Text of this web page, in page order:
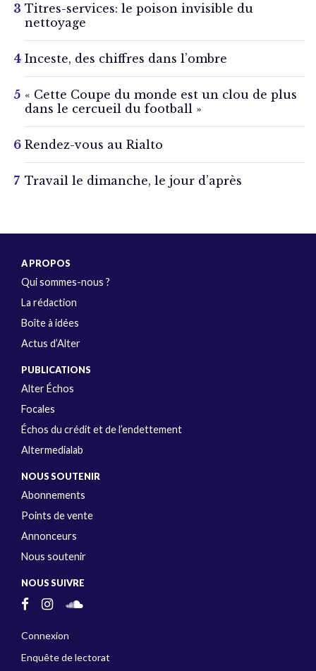
Titres-services: le poison invisible du
nettoyage
Inceste, des chiffres dans l’ombre
« Cette Coupe du monde est un clou de plus
dans le cercueil du football »
Rendez-vous au Rialto
Travail le dimanche, le jour d’après
A PROPOS
Qui sommes-nous ?
La rédaction
Boîte à idées
Actus d’Alter
PUBLICATIONS
Alter Échos
Focales
Échos du crédit et de l’endettement
Altermedialab
NOUS SOUTENIR
Abonnements
Points de vente
Annonceurs
Nous soutenir
NOUS SUIVRE
Connexion
Enquête de lectorat